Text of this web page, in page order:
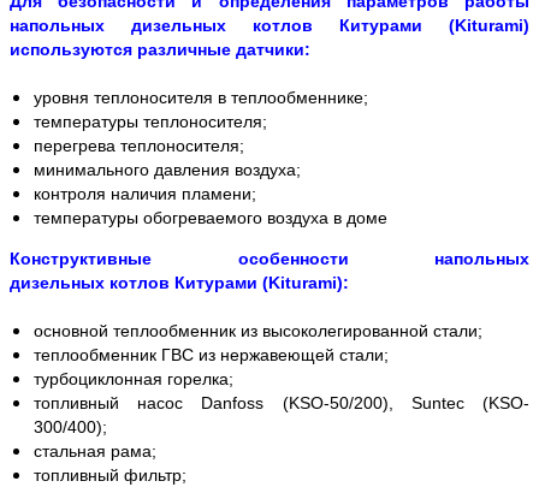
напольных дизельных котлов Китурами (Kiturami)
используются различные датчики:
уровня теплоносителя в теплообменнике;
температуры теплоносителя;
перегрева теплоносителя;
минимального давления воздуха;
контроля наличия пламени;
температуры обогреваемого воздуха в доме
Конструктивные особенности напольных
дизельных котлов Китурами (Kiturami):
основной теплообменник из высоколегированной стали;
теплообменник ГВС из нержавеющей стали;
турбоциклонная горелка;
топливный насос Danfoss (KSO-50/200), Suntec (KSO-
300/400);
стальная рама;
топливный фильтр;